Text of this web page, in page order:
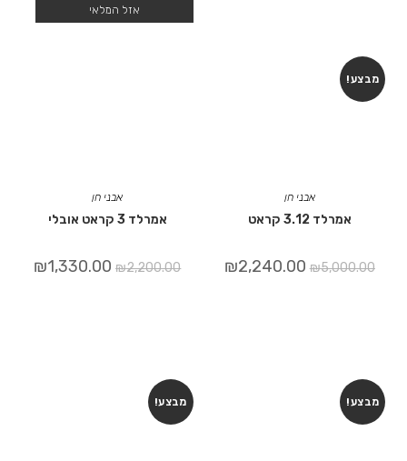
אזל המלאי
אבני חן
אמרלד 3 קראט אובלי
₪2,200.00
₪1,330.00
מבצע!
אבני חן
אמרלד 3.12 קראט
₪5,000.00
₪2,240.00
מבצע! מבצע!